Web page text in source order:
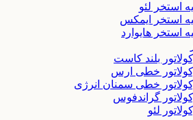
استخر لئو
استخر ایمکس
استخر هایوارد
بلند کاست
خطی ارس
خطی سمنان انرژی
گراندفوس
لئو